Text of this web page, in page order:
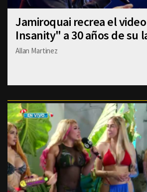
Jamiroquai recrea el
Insanity" a 30 años de su
Allan Martinez